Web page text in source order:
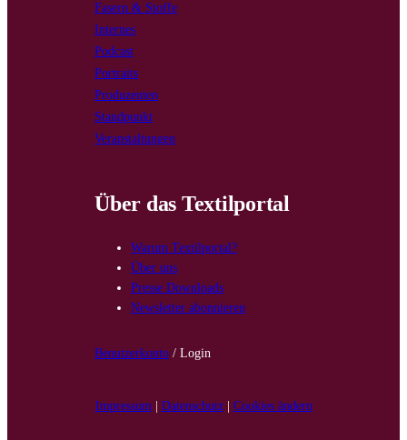
Fasern & Stoffe
Internes
Podcast
Portraits
Produzenten
Standpunkt
Veranstaltungen
Über das Textilportal
Warum Textilportal?
Über uns
Presse Downloads
Newsletter abonnieren
Benutzerkonto / Login
Impressum| Datenschutz| Cookies ändern